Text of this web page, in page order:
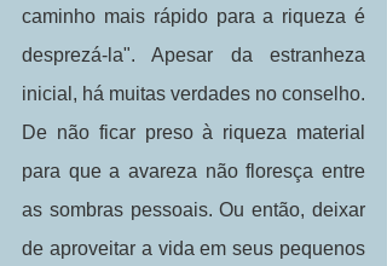
caminho mais rápido para a riqueza é
desprezá-la". Apesar da estranheza
inicial, há muitas verdades no conselho.
De não ficar preso à riqueza material
para que a avareza não floresça entre
as sombras pessoais. Ou então, deixar
de aproveitar a vida em seus pequenos